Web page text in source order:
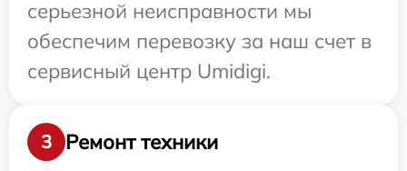
серьезной неисправности мы
обеспечим перевозку за наш счет в
сервисный центр Umidigi.
3
Ремонт техники